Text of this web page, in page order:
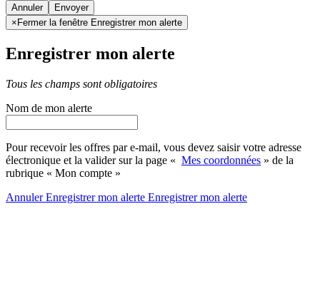
Annuler
× Fermer la fenêtre Enregistrer mon alerte
Enregistrer mon alerte
Tous les champs sont obligatoires
Nom de mon alerte
Pour recevoir les offres par e-mail, vous devez saisir votre adresse
électronique et la valider sur la page « Mes coordonnées » de la
rubrique « Mon compte »
AnnulerEnregistrer mon alerte Enregistrermon alerte